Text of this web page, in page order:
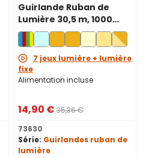
Guirlande Ruban de
Lumière 30,5 m, 1000
miniled multicolor, câble
vert
7 jeux lumière + lumière
fixe
Alimentation incluse
14,90 € 35,36 €
73630
Série: Guirlandes ruban de
lumière